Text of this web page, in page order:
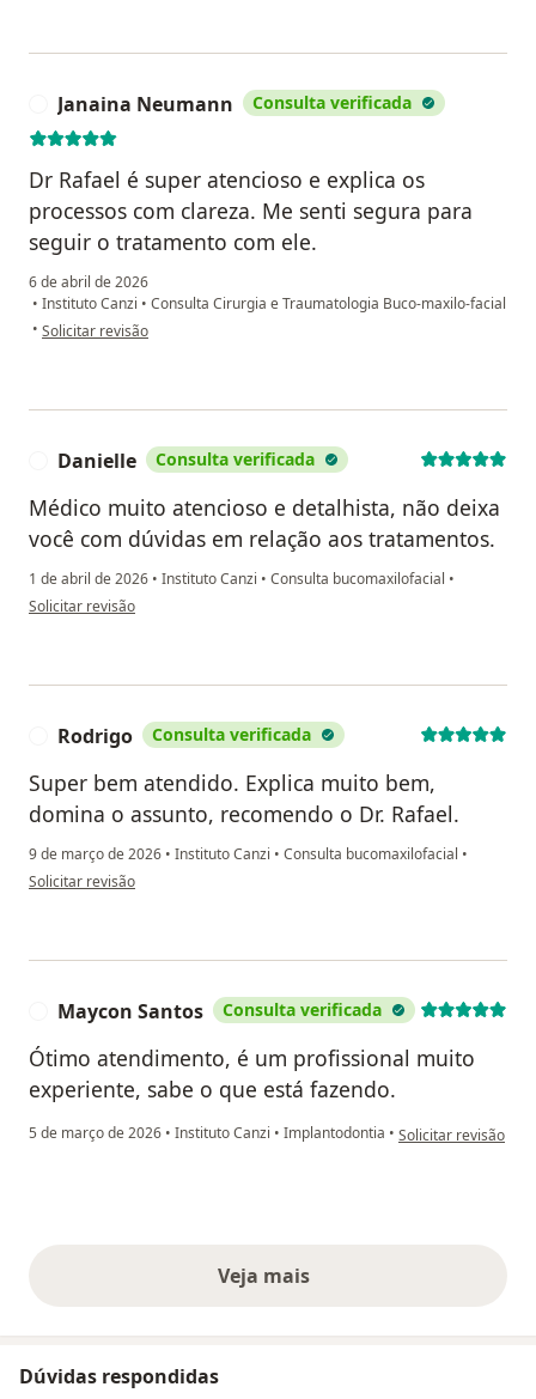
Janaina Neumann Consulta verificada
Dr Rafael é super atencioso e explica os
processos com clareza. Me senti segura para
seguir o tratamento com ele.
6 de abril de 2026
• Instituto Canzi • Consulta Cirurgia e Traumatologia Buco-maxilo-facial
• na opinião do utilizador Janaina Neumann
Solicitar revisão
Danielle Consulta verificada
Médico muito atencioso e detalhista, não deixa
você com dúvidas em relação aos tratamentos.
1 de abril de 2026 • Instituto Canzi • Consulta bucomaxilofacial •
na opinião do utilizador Danielle
Solicitar revisão
Rodrigo Consulta verificada
Super bem atendido. Explica muito bem,
domina o assunto, recomendo o Dr. Rafael.
9 de março de 2026 • Instituto Canzi • Consulta bucomaxilofacial •
na opinião do utilizador Rodrigo
Solicitar revisão
Maycon Santos Consulta verificada
Ótimo atendimento, é um profissional muito
experiente, sabe o que está fazendo.
5 de março de 2026 • Instituto Canzi • Implantodontia • na opinião do
Solicitar revisão
Veja maisopiniões acima
Dúvidas respondidas